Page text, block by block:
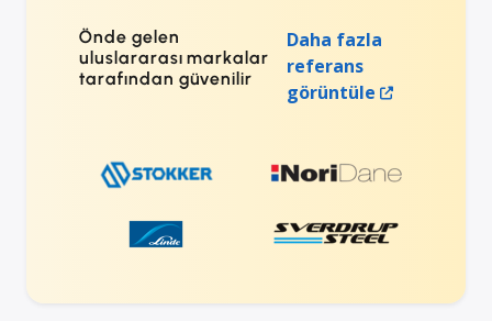
Önde gelen
uluslararası markalar
tarafından güvenilir
Daha fazla
referans
görüntüle